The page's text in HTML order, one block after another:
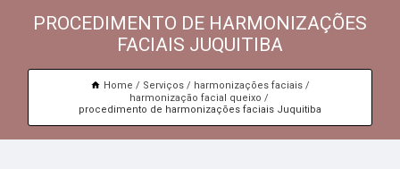
PROCEDIMENTO DE HARMONIZAÇÕES
FACIAIS JUQUITIBA
Home Serviços
harmonizações faciais
harmonização facial queixo
procedimento de harmonizações faciais Juquitiba